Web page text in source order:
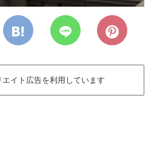
イト広告を利用しています